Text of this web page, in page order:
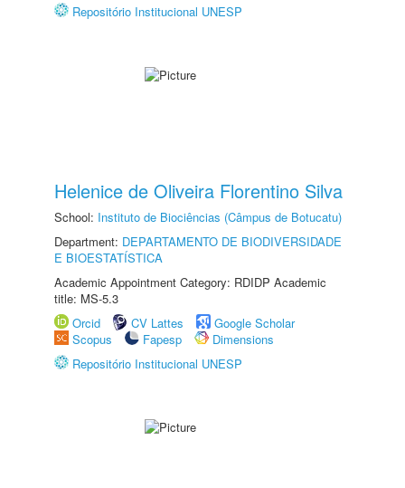
Repositório Institucional UNESP
Helenice de Oliveira Florentino Silva
School: Instituto de Biociências (Câmpus de Botucatu)
Department: DEPARTAMENTO DE BIODIVERSIDADE
E BIOESTATÍSTICA
Academic Appointment Category: RDIDP Academic
title: MS-5.3
Orcid
CV Lattes
Google Scholar
Scopus
Fapesp
Dimensions
Repositório Institucional UNESP